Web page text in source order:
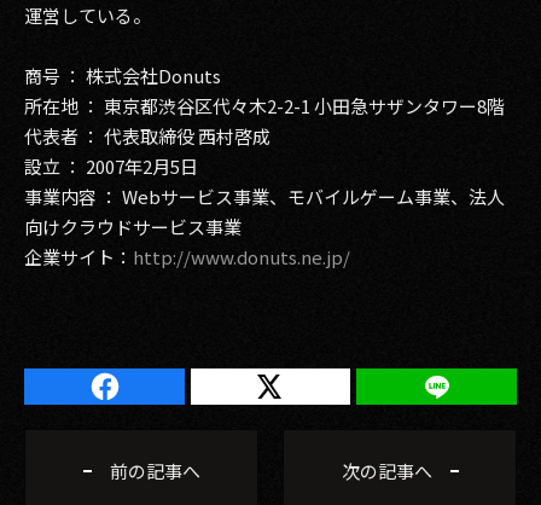
運営している。
商号 ： 株式会社Donuts
所在地 ： 東京都渋谷区代々木2-2-1 小田急サザンタワー8階
代表者 ： 代表取締役 西村啓成
設立 ： 2007年2月5日
事業内容 ： Webサービス事業、モバイルゲーム事業、法人
向けクラウドサービス事業
企業サイト： http://www.donuts.ne.jp/
前の記事へ 次の記事へ